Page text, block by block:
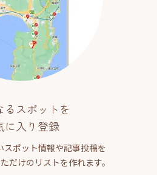
るスポットを
に入り登録
スポット情報や記事投稿を
だけのリストを作れます。